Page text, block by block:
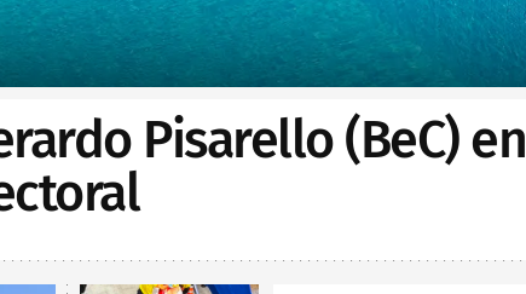
Pisarello (BeC) en